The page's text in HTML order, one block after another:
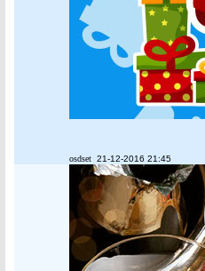
osdset 21-12-2016 21:45